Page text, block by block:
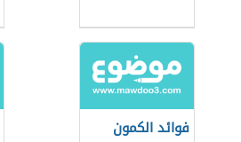
فوائد الكمون